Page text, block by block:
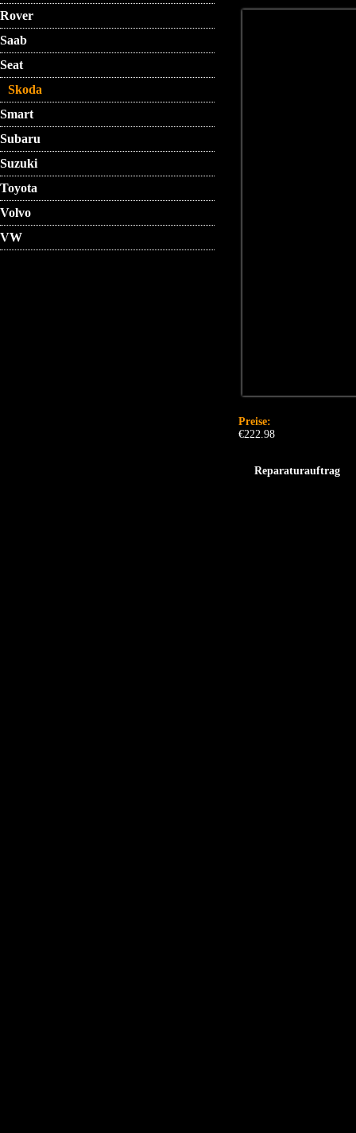
Rover
Saab
Seat
Skoda
Smart
Subaru
Suzuki
Toyota
Volvo
VW
Preise:
€222.98
Reparaturauftrag